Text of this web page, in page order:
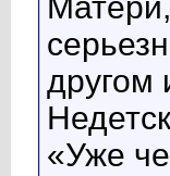
другом
«Уже